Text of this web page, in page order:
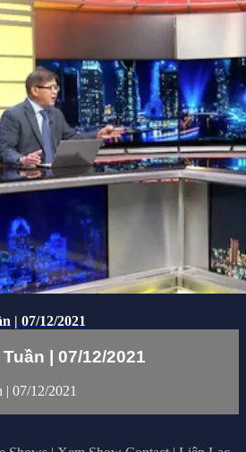
| 07/12/2021
| 07/12/2021
07/12/2021